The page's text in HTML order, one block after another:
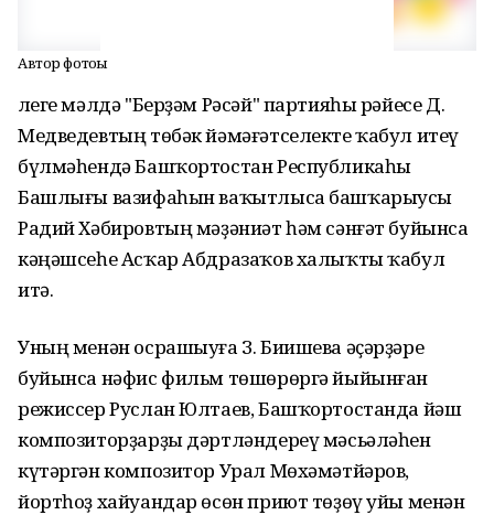
Автор фотоһы
Әлеге мәлдә "Берҙәм Рәсәй" партияһы рәйесе Д.
Медведевтың төбәк йәмәғәтселекте ҡабул итеү
бүлмәһендә Башҡортостан Республикаһы
Башлығы вазифаһын ваҡытлыса башҡарыусы
Радий Хәбировтың мәҙәниәт һәм сәнғәт буйынса
кәңәшсеһе Асҡар Абдразаҡов халыҡты ҡабул
итә.
Уның менән осрашыуға З. Биишева әҫәрҙәре
буйынса нәфис фильм төшөрөргә йыйынған
режиссер Руслан Юлтаев, Башҡортостанда йәш
композиторҙарҙы дәртләндереү мәсьәләһен
күтәргән композитор Урал Мөхәмәтйәров,
йортһоҙ хайуандар өсөн приют төҙөү уйы менән